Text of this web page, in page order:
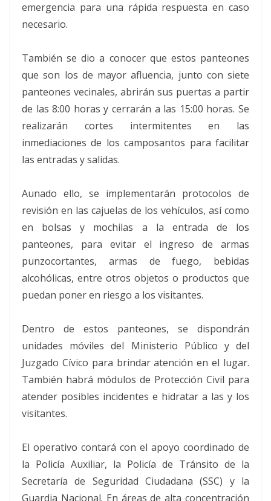
emergencia para una rápida respuesta en caso
necesario.
También se dio a conocer que estos panteones
que son los de mayor afluencia, junto con siete
panteones vecinales, abrirán sus puertas a partir
de las 8:00 horas y cerrarán a las 15:00 horas. Se
realizarán cortes intermitentes en las
inmediaciones de los camposantos para facilitar
las entradas y salidas.
Aunado ello, se implementarán protocolos de
revisión en las cajuelas de los vehículos, así como
en bolsas y mochilas a la entrada de los
panteones, para evitar el ingreso de armas
punzocortantes, armas de fuego, bebidas
alcohólicas, entre otros objetos o productos que
puedan poner en riesgo a los visitantes.
Dentro de estos panteones, se dispondrán
unidades móviles del Ministerio Público y del
Juzgado Cívico para brindar atención en el lugar.
También habrá módulos de Protección Civil para
atender posibles incidentes e hidratar a las y los
visitantes.
El operativo contará con el apoyo coordinado de
la Policía Auxiliar, la Policía de Tránsito de la
Secretaría de Seguridad Ciudadana (SSC) y la
Guardia Nacional. En áreas de alta concentración